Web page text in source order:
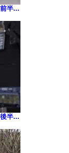
半...
半...